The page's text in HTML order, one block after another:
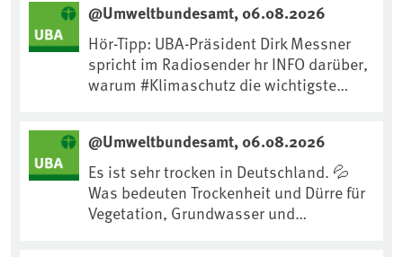
@Umweltbundesamt, 06.08.2026
Hör-Tipp: UBA-Präsident Dirk Messner
spricht im Radiosender hr INFO darüber,
warum #Klimaschutz die wichtigste
https://www.ardsounds.de/episode/urn
:ard:episode:0e7cf1c4b819c26d/
@Umweltbundesamt, 06.08.2026
Es ist sehr trocken in Deutschland. 💦
Was bedeuten Trockenheit und Dürre für
Vegetation, Grundwasser und